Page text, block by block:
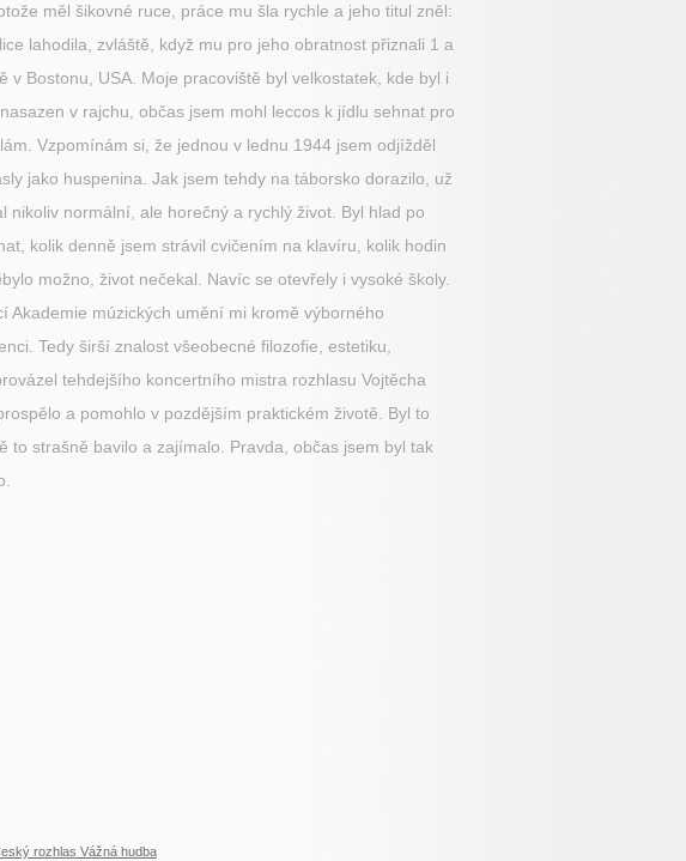
měl šikovné ruce, práce mu šla rychle a jeho titul zněl:
lahodila, zvláště, když mu pro jeho obratnost přiznali 1 a
Bostonu, USA. Moje pracoviště byl velkostatek, kde byl i
v rajchu, občas jsem mohl leccos k jídlu sehnat pro
Vzpomínám si, že jednou v lednu 1944 jsem odjížděl
jako huspenina. Jak jsem tehdy na táborsko dorazilo, už
normální, ale horečný a rychlý život. Byl hlad po
kolik denně jsem strávil cvičením na klavíru, kolik hodin
možno, život nečekal. Navíc se otevřely i vysoké školy.
múzických umění mi kromě výborného
Tedy širší znalost všeobecné filozofie, estetiku,
tehdejšího koncertního mistra rozhlasu Vojtěcha
a pomohlo v pozdějším praktickém životě. Byl to
to strašně bavilo a zajímalo. Pravda, občas jsem byl tak
rozhlas Vážná hudba